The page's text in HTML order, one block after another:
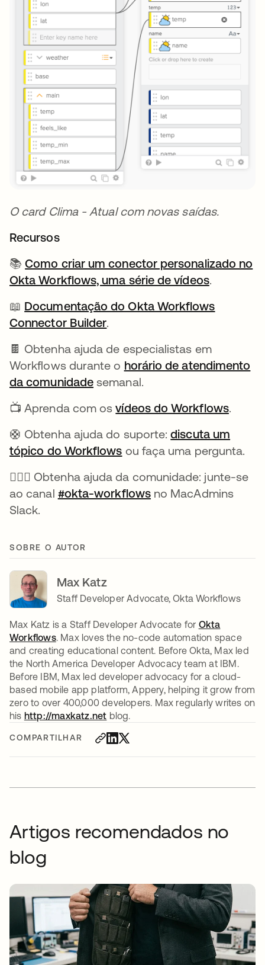
COMPARTILHAR
O card Clima - Atual com novas saídas.
Recursos
📚Como criar um conector personalizado no
Okta Workflows, uma série de vídeos.
📖 Documentação do Okta Workflows
Connector Builderabre em uma nova guia
.
🍫 Obtenha ajuda de especialistas em
Workflows durante o horário de atendimento
da comunidade abre em uma nova guia
semanal.
📺 Aprenda com osvídeos do Workflowsabre
.
🛟 Obtenha ajuda do suporte:discuta um
tópico do Workflows abre em uma nova guia
ou faça uma pergunta.
🙋🏻‍♀️ Obtenha ajuda da comunidade: junte-se
ao canal #okta-workflowsabre em uma nova
no MacAdmins
Slack.
SOBRE O AUTOR
Max Katz
Staff Developer Advocate, Okta Workflows
Max Katz is a Staff Developer Advocate for Okta
Workflowsabre em uma nova guia
. Max loves the no-code automation space
and creating educational content. Before Okta, Max led
the North America Developer Advocacy team at IBM.
Before IBM, Max led developer advocacy for a cloud-
based mobile app platform, Appery, helping it grow from
zero to over 400,000 developers. Max regularly writes on
his http://maxkatz.net blog.
Artigos recomendados no
blog